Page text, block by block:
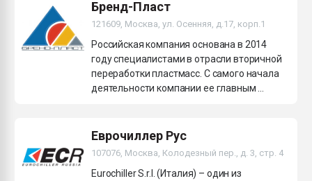
Бренд-Пласт
121609, Москва, ул. Осенняя, д.17, корп.1
Российская компания основана в 2014
году специалистами в отрасли вторичной
переработки пластмасс. С самого начала
деятельности компании ее главным ...
Еврочиллер Рус
107076, Москва, Колодезный пер., д. 3, стр. 4
Eurochiller S.r.l. (Италия) – один из